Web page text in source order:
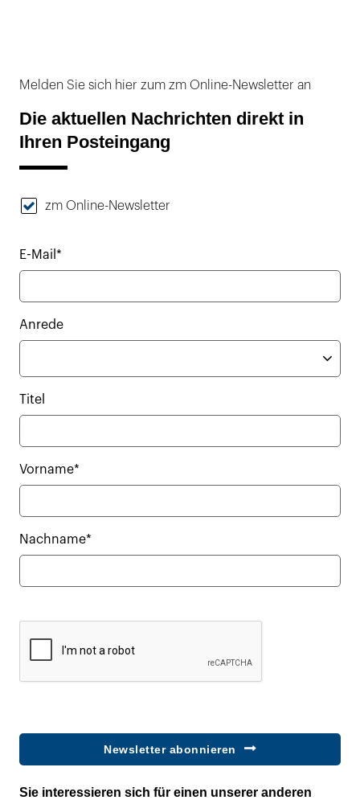
Melden Sie sich hier zum zm Online-Newsletter an
Die aktuellen Nachrichten direkt in
Ihren Posteingang
zm Online-Newsletter
E-Mail*
Anrede
Titel
Vorname*
Nachname*
Newsletter abonnieren
Sie interessieren sich für einen unserer anderen